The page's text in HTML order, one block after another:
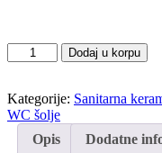
Ugradbeni
vodokotlić
šolja
Veneto
količina
Dodaj u korpu
Kategorije: Sanitarna
WC šolje
Opis
Dodatne